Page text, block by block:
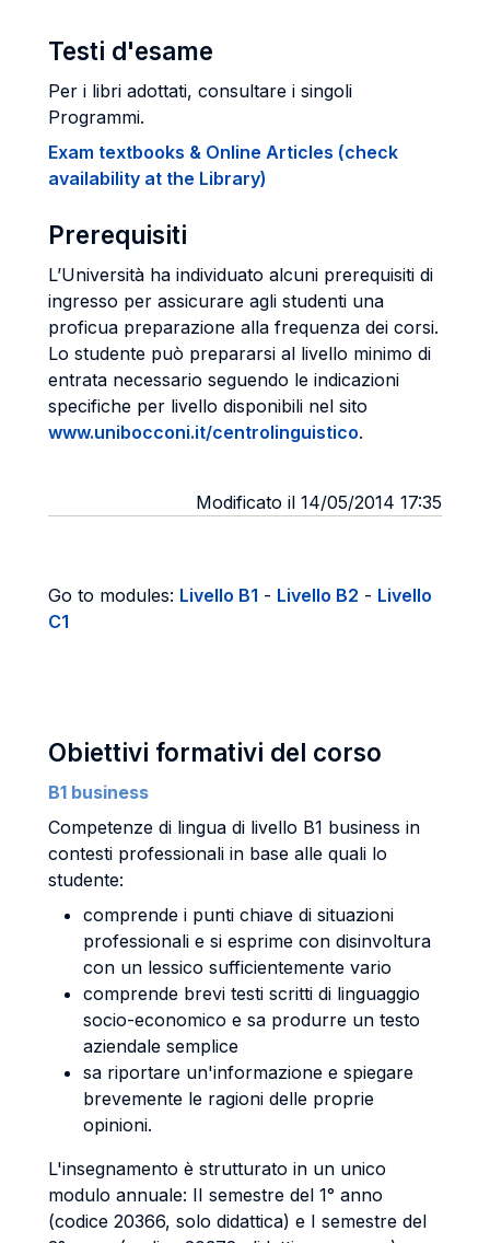
Testi d'esame
Per i libri adottati, consultare i singoli
Programmi.
Exam textbooks & Online Articles (check
availability at the Library)
Prerequisiti
L’Università ha individuato alcuni prerequisiti di
ingresso per assicurare agli studenti una
proficua preparazione alla frequenza dei corsi.
Lo studente può prepararsi al livello minimo di
entrata necessario seguendo le indicazioni
specifiche per livello disponibili nel sito
www.unibocconi.it/centrolinguistico.
Modificato il 14/05/2014 17:35
Go to modules: Livello B1 - Livello B2 - Livello
C1
Obiettivi formativi del corso
B1 business
Competenze di lingua di livello B1 business in
contesti professionali in base alle quali lo
studente:
comprende i punti chiave di situazioni
professionali e si esprime con disinvoltura
con un lessico sufficientemente vario
comprende brevi testi scritti di linguaggio
socio-economico e sa produrre un testo
aziendale semplice
sa riportare un'informazione e spiegare
brevemente le ragioni delle proprie
opinioni.
L'insegnamento è strutturato in un unico
modulo annuale: II semestre del 1° anno
(codice 20366, solo didattica) e I semestre del